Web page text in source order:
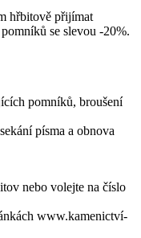
hřbitově přijímat
se slevou -20%.
pomníků, broušení
písma a obnova
nebo volejte na číslo
www.kamenictví-